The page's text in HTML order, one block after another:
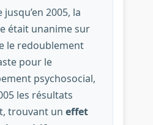
2005, la
était unanime sur
le redoublement
pour le
psychosocial,
les résultats
trouvant un effet